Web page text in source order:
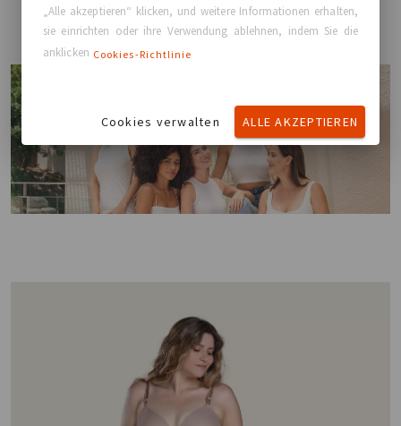
„Alle akzeptieren“ klicken, und weitere Informationen erhalten,
sie einrichten oder ihre Verwendung ablehnen, indem Sie die
anklicken Cookies-Richtlinie
Cookies verwalten ALLE AKZEPTIEREN